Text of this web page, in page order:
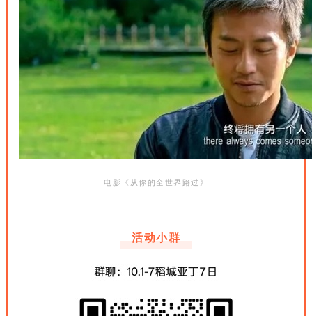
电影《从你的全世界路过》
活动小群